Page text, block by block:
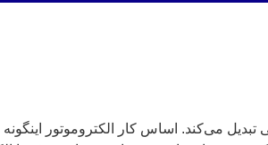
می‌کند. اساس کار الکتروموتور